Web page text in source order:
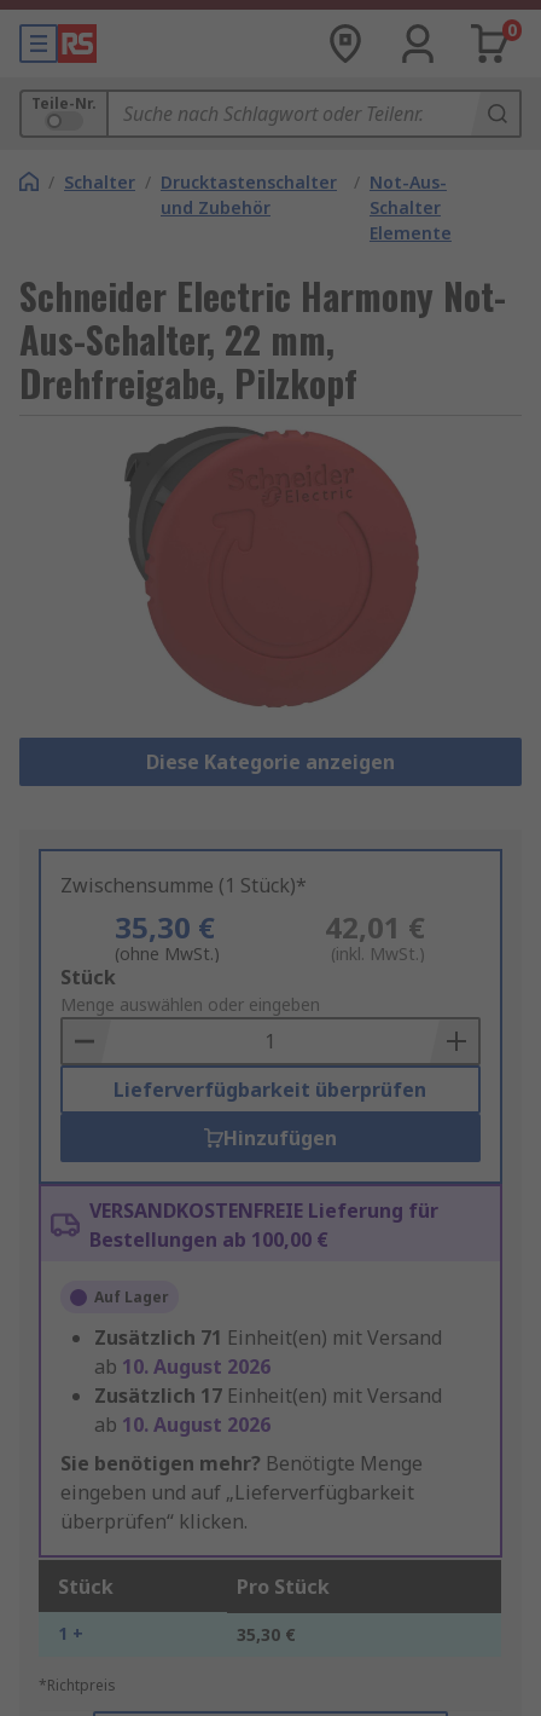
0
Teile-Nr.
/ Schalter / Drucktastenschalter
und Zubehör
/ Not-Aus-
Schalter
Elemente
Schneider Electric Harmony Not-
Aus-Schalter, 22 mm,
Drehfreigabe, Pilzkopf
Diese Kategorie anzeigen
Zwischensumme (1 Stück)*
35,30 €
(ohne MwSt.)
42,01 €
(inkl. MwSt.)
Add
to
Basket
Stück
Menge auswählen oder eingeben
Lieferverfügbarkeit überprüfen
Hinzufügen
VERSANDKOSTENFREIE Lieferung für
Bestellungen ab 100,00 €
Auf Lager
Zusätzlich 71 Einheit(en) mit Versand
ab 10. August 2026
Zusätzlich 17 Einheit(en) mit Versand
ab 10. August 2026
Sie benötigen mehr? Benötigte Menge
eingeben und auf „Lieferverfügbarkeit
überprüfen“ klicken.
Stück Pro Stück
1 + 35,30 €
*Richtpreis